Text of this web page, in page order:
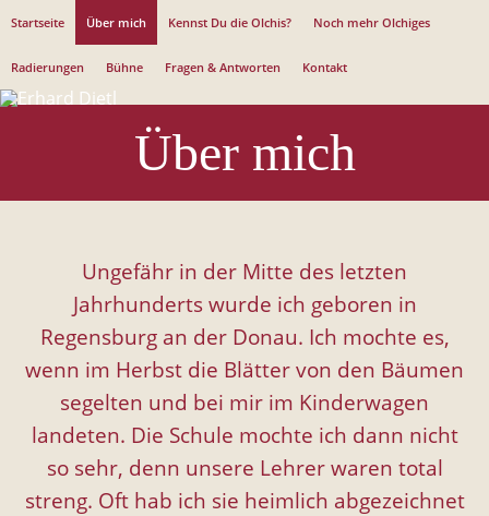
Jump to navigation
Startseite Über mich Kennst Du die Olchis? Noch mehr Olchiges
Radierungen Bühne Fragen & Antworten Kontakt
Über mich
Ungefähr in der Mitte des letzten
Jahrhunderts wurde ich geboren in
Regensburg an der Donau. Ich mochte es,
wenn im Herbst die Blätter von den Bäumen
segelten und bei mir im Kinderwagen
landeten. Die Schule mochte ich dann nicht
so sehr, denn unsere Lehrer waren total
streng. Oft hab ich sie heimlich abgezeichnet